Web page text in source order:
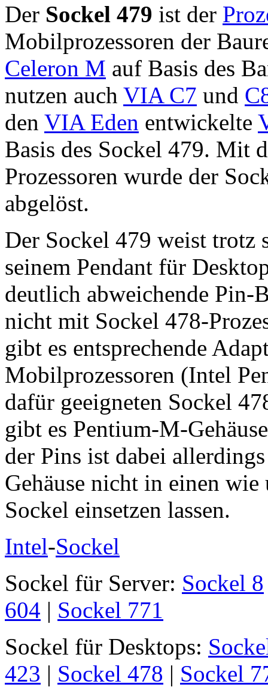
Der Sockel 479 ist der
Mobilprozessoren der
Celeron M auf Basis des
nutzen auch VIA C7 und
den VIA Eden entwickelte
Basis des Sockel 479. Mit
Prozessoren wurde der
abgelöst.
Der Sockel 479 weist trotz
seinem Pendant für
deutlich abweichende Pin-
nicht mit Sockel 478-
gibt es entsprechende
Mobilprozessoren (Intel
dafür geeigneten Sockel
gibt es Pentium-M-
der Pins ist dabei
Gehäuse nicht in einen
Sockel einsetzen lassen.
Intel-Sockel
Sockel für Server: Sockel 8
604 | Sockel 771
Sockel für Desktops:
423 | Sockel 478 | Sockel